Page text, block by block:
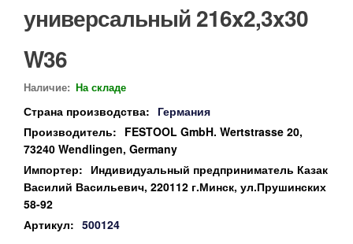
универсальный 216x2,3x30
W36
Наличие: На складе
Страна производства: Германия
Производитель: FESTOOL GmbH. Wertstrasse 20,
73240 Wendlingen, Germany
Импортер: Индивидуальный предприниматель Казак
Василий Васильевич, 220112 г.Минск, ул.Прушинских
58-92
Артикул: 500124